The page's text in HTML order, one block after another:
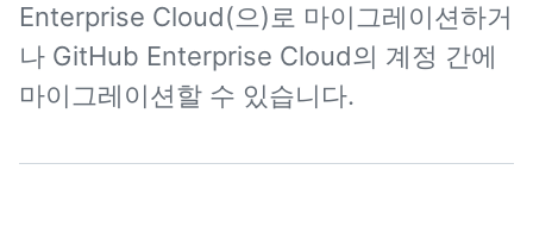
Enterprise Cloud(으)로 마이그레이션하거
나 GitHub Enterprise Cloud의 계정 간에
마이그레이션할 수 있습니다.